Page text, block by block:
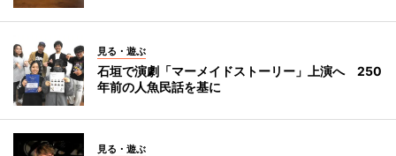
見る・遊ぶ
石垣で演劇「マーメイドストーリー」上演へ 250
年前の人魚民話を基に
見る・遊ぶ